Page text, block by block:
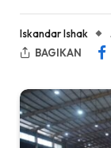
Iskandar Ishak
BAGIKAN